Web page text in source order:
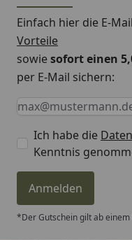
Einfach hier die E-
Vorteile
sowiesofort einen
per E-Mail sichern:
Keine Eingabe
Eingabe erforderlich
E-Mail *
Ich habe die
Kenntnis
Anmelden
*Der Gutschein gilt ab